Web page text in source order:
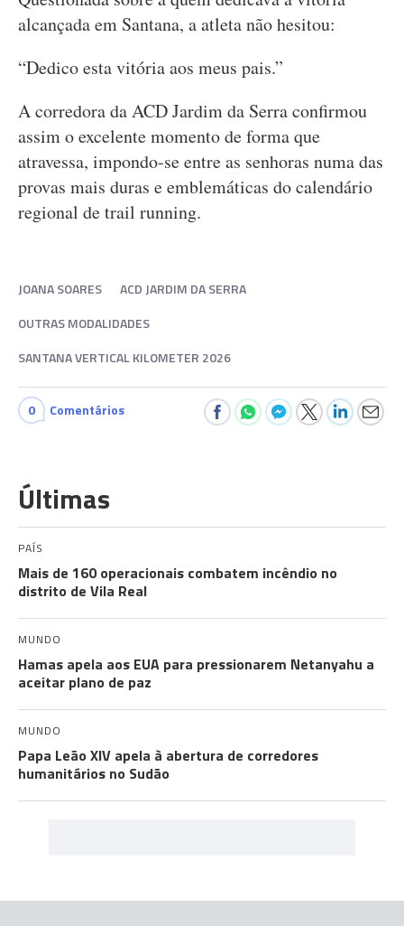
alcançada em Santana, a atleta não hesitou:
“Dedico esta vitória aos meus pais.”
A corredora da ACD Jardim da Serra confirmou
assim o excelente momento de forma que
atravessa, impondo-se entre as senhoras numa das
provas mais duras e emblemáticas do calendário
regional de trail running.
JOANA SOARES
ACD JARDIM DA SERRA
OUTRAS MODALIDADES
SANTANA VERTICAL KILOMETER 2026
0 Comentários
Últimas
PAÍS
Mais de 160 operacionais combatem incêndio no
distrito de Vila Real
MUNDO
Hamas apela aos EUA para pressionarem Netanyahu a
aceitar plano de paz
MUNDO
Papa Leão XIV apela à abertura de corredores
humanitários no Sudão